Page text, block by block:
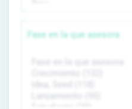
Fase en la que asesora